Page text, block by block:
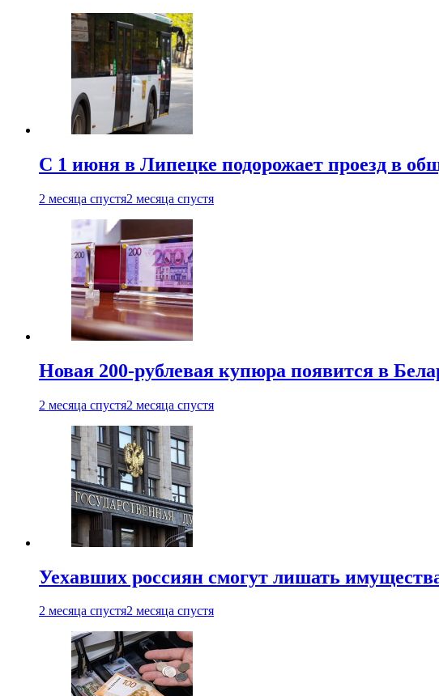
С 1 июня в Липецке подорожает проезд в
2 месяца спустя2 месяца спустя
Новая 200-рублевая купюра появится в
2 месяца спустя2 месяца спустя
Уехавших россиян смогут лишать
2 месяца спустя2 месяца спустя